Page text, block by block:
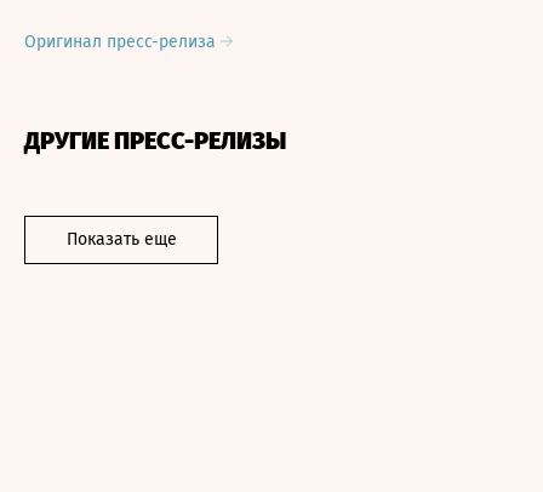
Оригинал пресс-релиза
ДРУГИЕ ПРЕСС-РЕЛИЗЫ
Показать еще